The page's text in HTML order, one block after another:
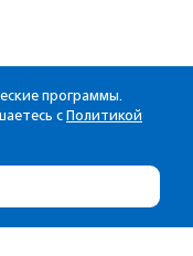
программы.
с Политикой